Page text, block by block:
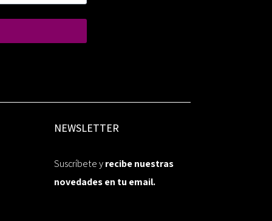
NEWSLETTER
Suscríbete yrecibe nuestras
novedades en tu email.